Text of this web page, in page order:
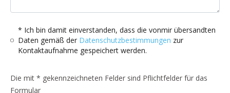
* Ich bin damit einverstanden, dass die vonmir übersandten
Daten gemäß der Datenschutzbestimmungen zur
Kontaktaufnahme gespeichert werden.
Die mit * gekennzeichneten Felder sind Pflichtfelder für das
Formular